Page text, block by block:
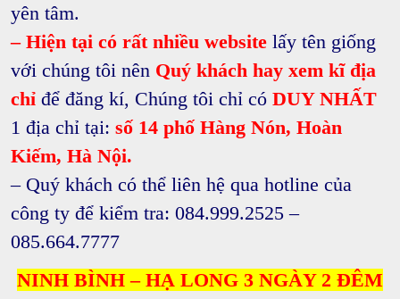
yên tâm.
– Hiện tại có rất nhiều website lấy tên giống
với chúng tôi nên Quý khách hay xem kĩ địa
chỉ để đăng kí, Chúng tôi chỉ có DUY NHẤT
1 địa chỉ tại: số 14 phố Hàng Nón, Hoàn
Kiếm, Hà Nội.
– Quý khách có thể liên hệ qua hotline của
công ty để kiểm tra: 084.999.2525 –
085.664.7777
NINH BÌNH – HẠ LONG 3 NGÀY 2 ĐÊM